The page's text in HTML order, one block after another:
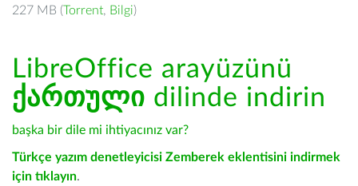
227 MB (Torrent, Bilgi)
LibreOffice arayüzünü
ქართული dilinde indirin
başka bir dile mi ihtiyacınız var?
Türkçe yazım denetleyicisi Zemberek eklentisini indirmek
için tıklayın.